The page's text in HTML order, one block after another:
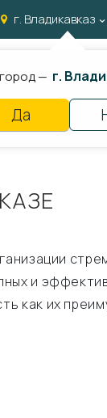
г. Владикавказ
— г.
Да
и
как их